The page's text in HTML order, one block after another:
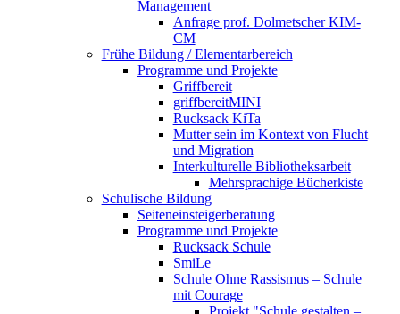
Management
Anfrage prof. Dolmetscher KIM-
CM
Frühe Bildung / Elementarbereich
Programme und Projekte
Griffbereit
griffbereitMINI
Rucksack KiTa
Mutter sein im Kontext von Flucht
und Migration
Interkulturelle Bibliotheksarbeit
Mehrsprachige Bücherkiste
Schulische Bildung
Seiteneinsteigerberatung
Programme und Projekte
Rucksack Schule
SmiLe
Schule Ohne Rassismus – Schule
mit Courage
Projekt "Schule gestalten –